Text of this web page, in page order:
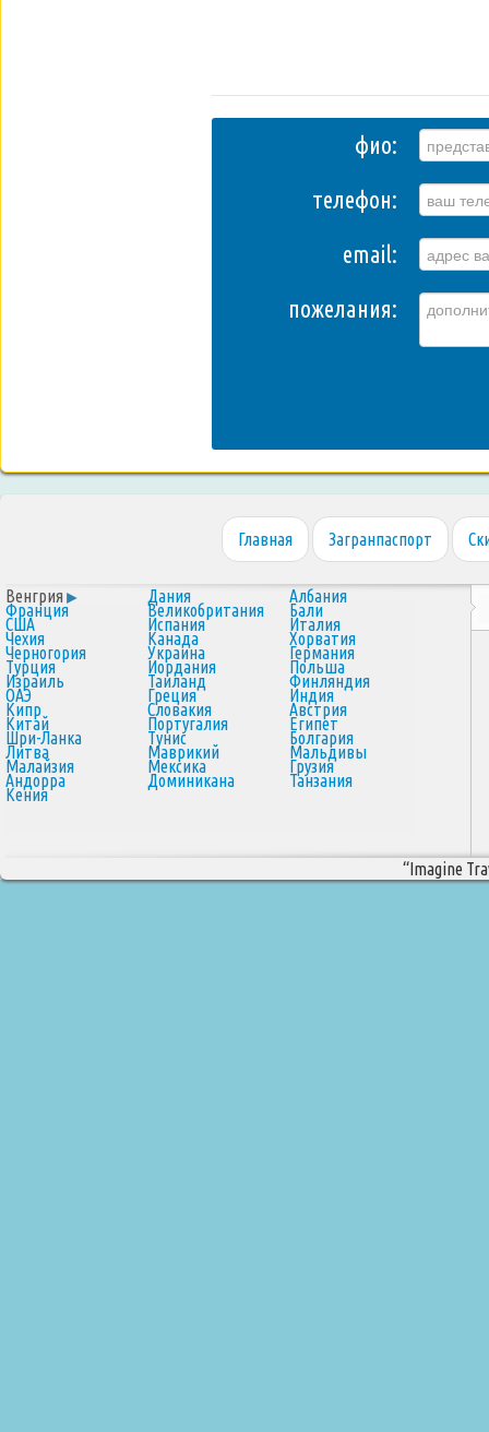
фио:
телефон:
email:
пожелания:
Главная Загранпаспорт
Венгрия Дания Албания
Франция Великобритания Бали
США Испания Италия
Чехия Канада Хорватия
Черногория Украина Германия
Турция Иордания Польша
Израиль Таиланд Финляндия
ОАЭ Греция Индия
Кипр Словакия Австрия
Китай Португалия Египет
Шри-Ланка Тунис Болгария
Литва Маврикий Мальдивы
Малайзия Мексика Грузия
Андорра Доминикана Танзания
Кения
“Imagine